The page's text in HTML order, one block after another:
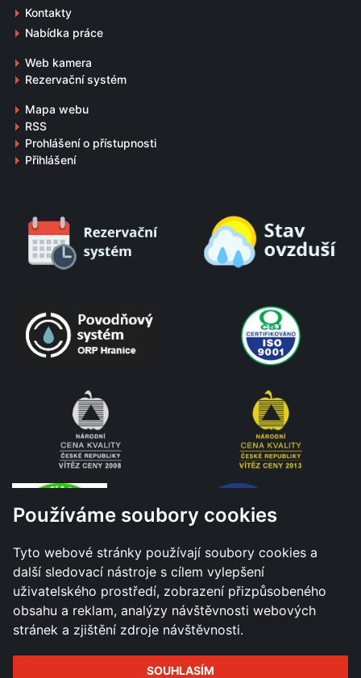
Používáme soubory cookies
Tyto webové stránky používají soubory cookies a
další sledovací nástroje s cílem vylepšení
uživatelského prostředí, zobrazení přizpůsobeného
obsahu a reklam, analýzy návštěvnosti webových
stránek a zjištění zdroje návštěvnosti.
SOUHLASÍM
Kontakty
Nabídka práce
Web kamera
Rezervační systém
Mapa webu
RSS
Prohlášení o přístupnosti
Přihlášení